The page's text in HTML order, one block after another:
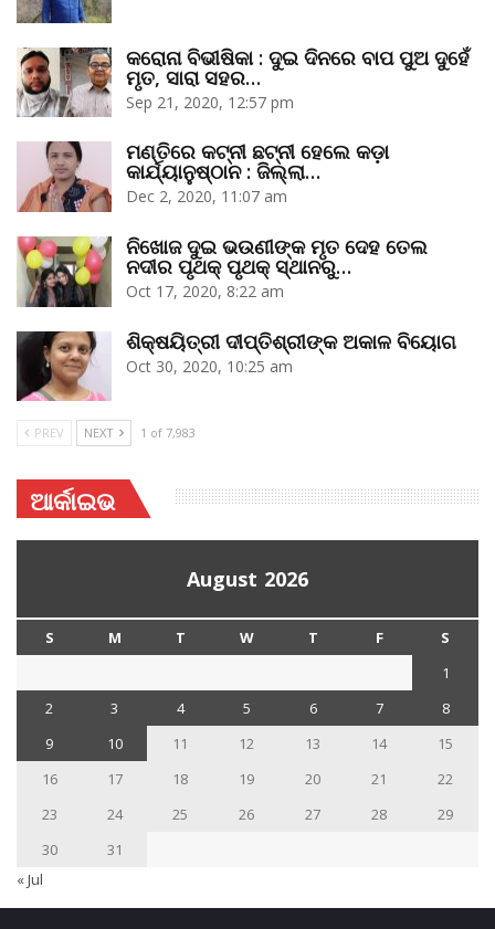
କରୋନା ବିଭୀଷିକା : ଦୁଇ ଦିନରେ ବାପ ପୁଅ ଦୁହେଁ
ମୃତ, ସାରା ସହର…
Sep 21, 2020, 12:57 pm
ମଣ୍ତିରେ କଟ୍‌ନୀ ଛଟ୍‌ନୀ ହେଲେ କଡ଼ା
କାର୍ଯ୍ୟାନୁଷ୍ଠାନ : ଜିଲ୍ଲା…
Dec 2, 2020, 11:07 am
ନିଖୋଜ ଦୁଇ ଭଉଣୀଙ୍କ ମୃତ ଦେହ ତେଲ
ନଦୀର ପୃଥକ୍‌ ପୃଥକ୍‌ ସ୍ଥାନରୁ…
Oct 17, 2020, 8:22 am
ଶିକ୍ଷୟିତ୍ରୀ ଦୀପ୍ତିଶ୍ରୀଙ୍କ ଅକାଳ ବିୟୋଗ
Oct 30, 2020, 10:25 am
PREV NEXT 1 of 7,983
ଆର୍କାଇଭ
August 2026
S M T W T F
S
1
2
3 4 5 6 7
8
9
10 11 12 13 14
15
16
17 18 19 20 21
22
23
24 25 26 27 28
29
30
31
« Jul